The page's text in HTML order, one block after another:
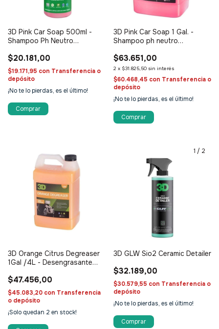
3D Pink Car Soap 500ml -
Shampoo Ph Neutro
$20.181,00
$19.171,95 con Transferencia o
depósito
¡No te lo pierdas, es el último!
3D Pink Car Soap 1 Gal. -
Shampoo ph neutro
$63.651,00
2 x $31.825,50 sin interés
$60.468,45 con Transferencia o
depósito
¡No te lo pierdas, es el último!
3D Orange Citrus Degreaser
1Gal /4L - Desengrasante
$47.456,00
$45.083,20 con Transferencia
o depósito
¡Solo quedan 2 en stock!
1 / 2
3D GLW Sio2 Ceramic Detailer
$32.189,00
$30.579,55 con Transferencia o
depósito
¡No te lo pierdas, es el último!